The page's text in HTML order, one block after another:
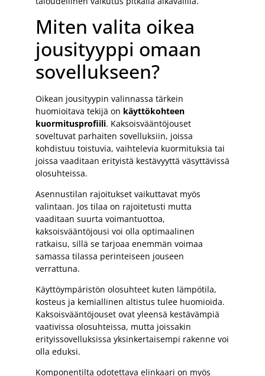
Miten valita oikea
jousityyppi omaan
sovellukseen?
Oikean jousityypin valinnassa tärkein
huomioitava tekijä on käyttökohteen
kuormitusprofiili. Kaksoisvääntöjouset
soveltuvat parhaiten sovelluksiin, joissa
kohdistuu toistuvia, vaihtelevia kuormituksia tai
joissa vaaditaan erityistä kestävyyttä väsyttävissä
olosuhteissa.
Asennustilan rajoitukset vaikuttavat myös
valintaan. Jos tilaa on rajoitetusti mutta
vaaditaan suurta voimantuottoa,
kaksoisvääntöjousi voi olla optimaalinen
ratkaisu, sillä se tarjoaa enemmän voimaa
samassa tilassa perinteiseen jouseen
verrattuna.
Käyttöympäristön olosuhteet kuten lämpötila,
kosteus ja kemiallinen altistus tulee huomioida.
Kaksoisvääntöjouset ovat yleensä kestävämpiä
vaativissa olosuhteissa, mutta joissakin
erityissovelluksissa yksinkertaisempi rakenne voi
olla eduksi.
Komponentilta odotettava elinkaari on myös